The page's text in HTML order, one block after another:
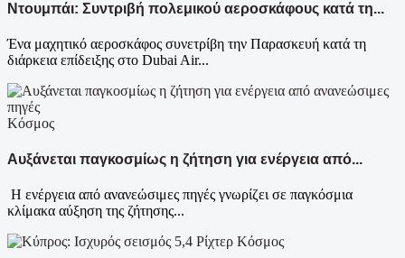
Ντουμπάι: Συντριβή πολεμικού αεροσκάφους κατά τη...
Ένα μαχητικό αεροσκάφος συνετρίβη την Παρασκευή κατά τη
διάρκεια επίδειξης στο Dubai Air...
Κόσμος
Αυξάνεται παγκοσμίως η ζήτηση για ενέργεια από...
Η ενέργεια από ανανεώσιμες πηγές γνωρίζει σε παγκόσμια
κλίμακα αύξηση της ζήτησης...
Κόσμος